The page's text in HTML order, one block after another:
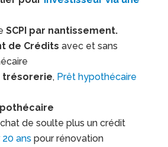
SCPI par nantissement.
de Créditsavec et sans
trésorerie, Prêt hypothécaire
de soulte plus un crédit
ans pour rénovation